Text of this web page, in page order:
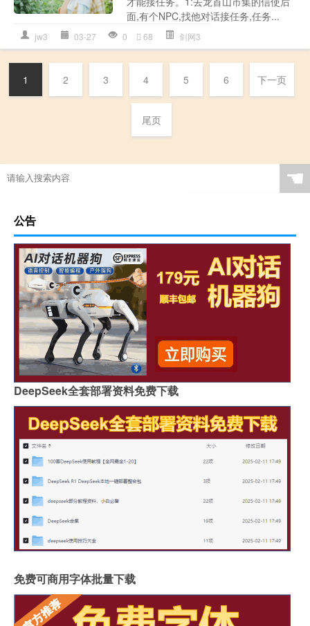
面,有个NPC,找他对话接任务,任务...
jw3 03-27 0 68 剑网3
1 2 3 4 5 6 下一页
尾页
☚
公告
DeepSeek全套部署资料免费下载
免费可商用字体批量下载